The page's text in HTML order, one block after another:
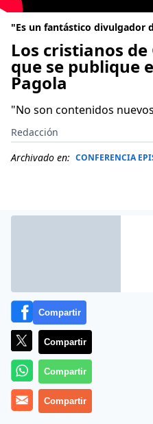
"Es un fantástico divulgador
Los cristianos
que se publique
Pagola
"No son contenidos
Redacción
Archivado en: CONFERENCIA
Más información
Compartir
Compartir
Compartir
Compartir